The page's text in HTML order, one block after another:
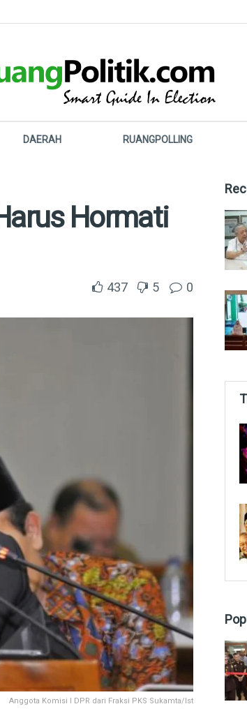
DAERAH RUANGPOLLING
Hormati
437 5 0
Anggota Komisi I DPR dari Fraksi PKS Sukamta/Ist